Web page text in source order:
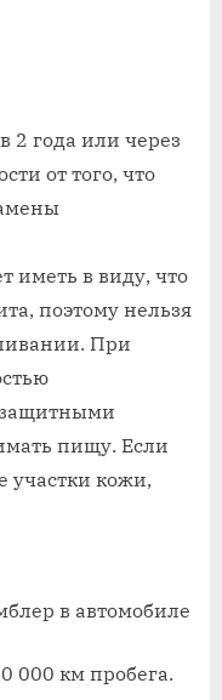
2 года или через
от того, что
иметь в виду, что
поэтому нельзя
При
защитными
пищу. Если
участки кожи,
в автомобиле
000 км пробега.